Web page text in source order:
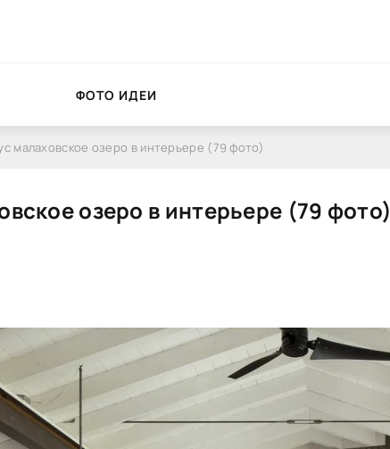
ФОТО ИДЕИ
малаховское озеро в интерьере (79 фото)
озеро в интерьере (79 фото)